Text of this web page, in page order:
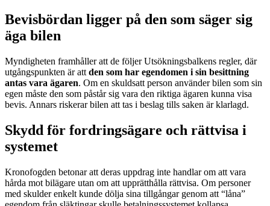
Bevisbördan ligger på den som säger sig
äga bilen
Myndigheten framhåller att de följer Utsökningsbalkens regler, där
utgångspunkten är att den som har egendomen i sin besittning
antas vara ägaren. Om en skuldsatt person använder bilen som sin
egen måste den som påstår sig vara den riktiga ägaren kunna visa
bevis. Annars riskerar bilen att tas i beslag tills saken är klarlagd.
Skydd för fordringsägare och rättvisa i
systemet
Kronofogden betonar att deras uppdrag inte handlar om att vara
hårda mot bilägare utan om att upprätthålla rättvisa. Om personer
med skulder enkelt kunde dölja sina tillgångar genom att “låna”